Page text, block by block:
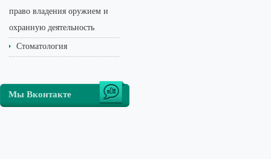
право владения оружием и
охранную деятельность
Стоматология
Мы Вконтакте